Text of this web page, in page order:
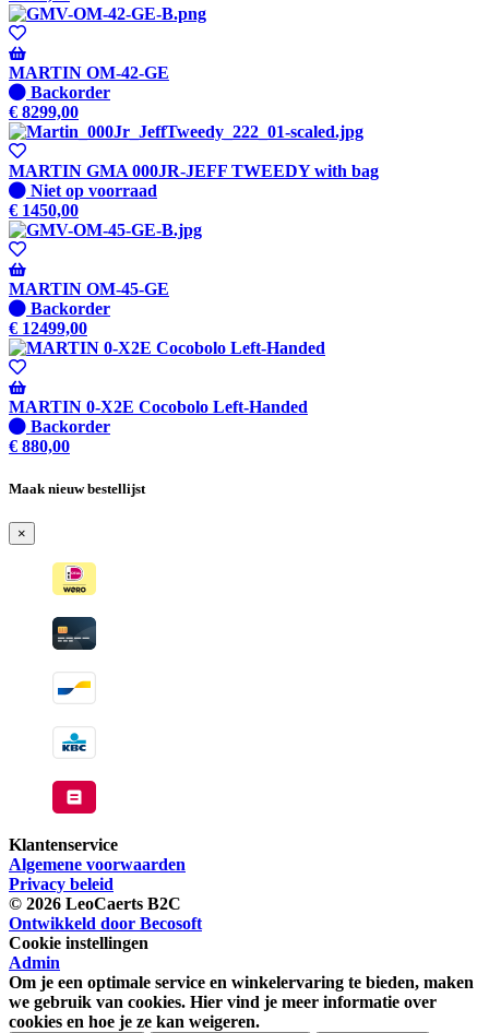
voorraad
-
Wordt
verzonden
wanneer
beschikbaar
MARTIN OM-42-GE
Niet
op
voorraad
-
Wordt
verzonden
wanneer
beschikbaar
Backorder
€ 8299,00
MARTIN GMA 000JR-JEFF TWEEDY with bag
Niet
op
voorraad
Niet op voorraad
€ 1450,00
MARTIN OM-45-GE
Niet
op
voorraad
-
Wordt
verzonden
wanneer
beschikbaar
Backorder
€ 12499,00
MARTIN 0-X2E Cocobolo Left-Handed
Niet
op
-
verzonden
wanneer
beschikbaar
Backorder
€ 880,00
Maak nieuw bestellijst
×
Klantenservice
Algemene voorwaarden
Privacy beleid
© 2026 LeoCaerts B2C
Ontwikkeld door Becosoft
Cookie instellingen
Admin
Om je een optimale service en winkelervaring te bieden, maken
we gebruik van cookies. Hier vind je meer informatie over
cookies en hoe je ze kan weigeren.